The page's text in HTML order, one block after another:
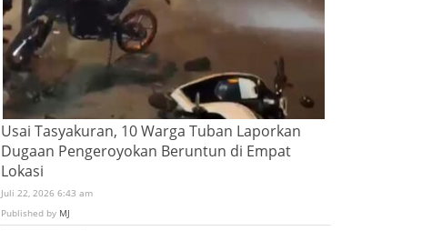
Usai Tasyakuran, 10 Warga Tuban Laporkan
Dugaan Pengeroyokan Beruntun di Empat
Lokasi
Juli 22, 2026 6:43 am
Published by MJ